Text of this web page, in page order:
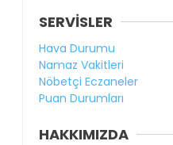
SERVİSLER
Hava Durumu
Namaz Vakitleri
Nöbetçi Eczaneler
Puan Durumları
HAKKIMIZDA